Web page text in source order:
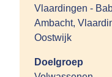
Vlaardingen -
Ambacht,
Oostwijk
Doelgroep